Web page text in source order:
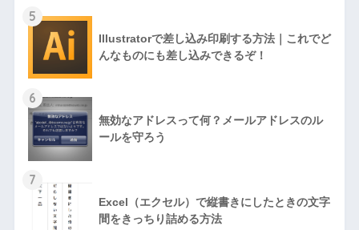
5
Illustratorで差し込み印刷する方法｜これでど
んなものにも差し込みできるぞ！
6
無効なアドレスって何？メールアドレスのル
ールを守ろう
7
Excel（エクセル）で縦書きにしたときの文字
間をきっちり詰める方法